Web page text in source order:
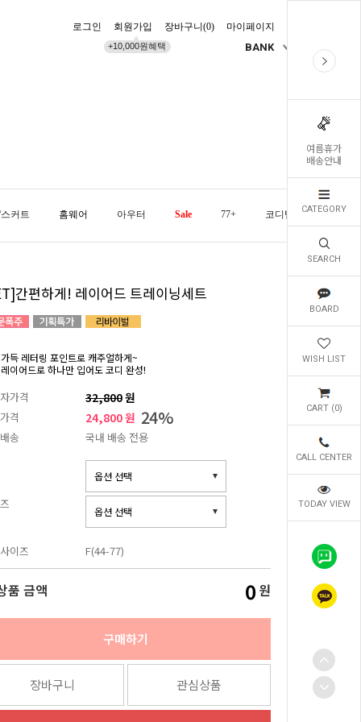
여름휴가
배송안내
CATEGORY
SEARCH
BOARD
WISH LIST
CART (0)
CALL CENTER
TODAY VIEW
로그인 회원가입
+10,000원혜택
장바구니(0) 마이페이지
BANK
커트 홈웨어 아우터 Sale 77+ 코디템 오늘발송
간편하게! 레이어드 트레이닝세트
득 레터링 포인트로 캐주얼하게~
이어드로 하나만 입어도 코디 완성!
가격 32,800원
격 24,800 원 24%
송 국내 배송 전용
이즈 F(44-77)
품 금액 0 원
구매하기
장바구니 관심상품